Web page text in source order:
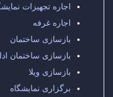
اجاره تجهیزات
اجاره غرفه
بازسازی ساختمان
بازسازی ساختمان
بازسازی ویلا
برگزاری نمایشگاه